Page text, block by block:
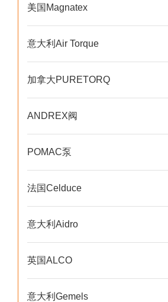
美国Magnatex
意大利Air Torque
加拿大PURETORQ
ANDREX阀
POMAC泵
法国Celduce
意大利Aidro
英国ALCO
意大利Gemels